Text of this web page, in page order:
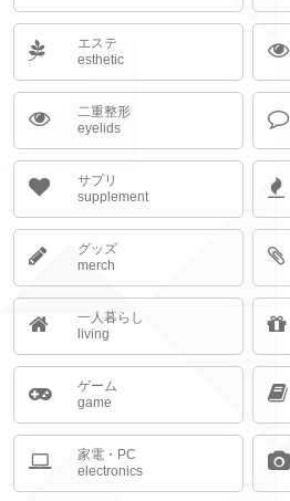
エステ
esthetic
二重整形
eyelids
サプリ
supplement
グッズ
merch
一人暮らし
living
ゲーム
game
家電・PC
electronics